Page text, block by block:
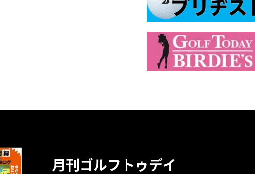
月刊ゴルフトゥデイ